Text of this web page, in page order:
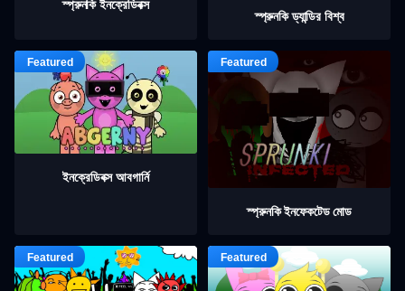
স্প্রুনকি ইনক্রেডিবক্স
স্প্রুনকি ড্যান্ডির বিশ্ব
ইনক্রেডিবক্স আবগার্নি
স্প্রুনকি ইনফেকটেড মোড